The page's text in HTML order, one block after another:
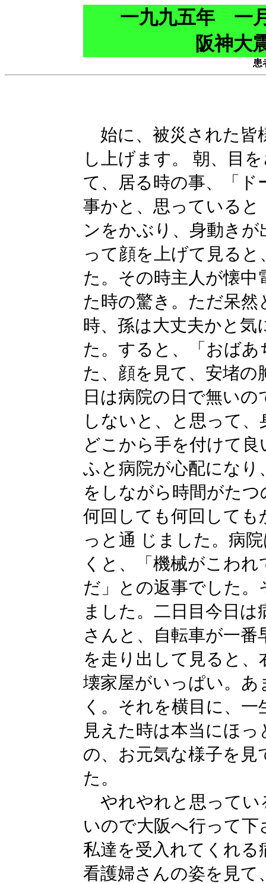
一九九五年 一
阪神大
患
始に、被災された皆
し上げます。 朝、目
て、居る時の事、「
事かと、思っている
ンをかぶり、身動き
って顔を上げて見る
た。その時主人が懐
た時の驚き。ただ呆
時、孫は大丈夫かと
た。すると、「おば
た、顔を見て、安堵
日は病院の日で無い
しないと、と思って
どこから手を付けて
ふと病院が心配にな
をしながら時間がた
何回しても何回して
っと通 じました。病
くと、「機械がこわ
だ」との返事でした
ました。二日目今日
さんと、自転車が一
を走り出して見ると
壊家屋がいっぱい。
く。それを横目に、
見えた時は本当にほ
の、お元気な様子を
た。
やれやれと思ってい
いので大阪へ行って
私達を受入れてくれる
看護婦さんの姿を見て